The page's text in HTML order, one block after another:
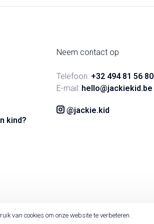
kind?
Neem contact op
Telefoon: +32 494 81 56 80
E-mail: hello@jackiekid.be
@jackie.kid
van cookies om onze website te verbeteren.